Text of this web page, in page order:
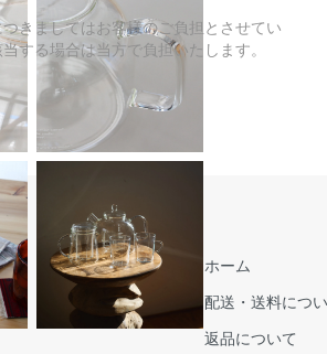
きましてはお客様のご負担とさせてい
する場合は当方で負担いたします。
ホーム
配送・送料につ
返品について